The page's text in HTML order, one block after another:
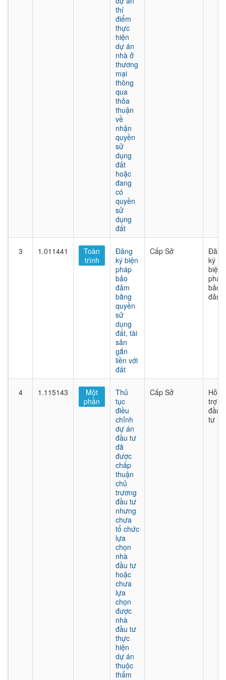
thí
điểm
thực
hiện
dự án
nhà ở
thương
mại
thông
qua
thỏa
thuận
về
nhận
quyền
sử
dụng
đất
hoặc
đang
có
quyền
sử
dụng
đất
3 1.011441
Toàn
trình
Đăng
ký biện
pháp
bảo
đảm
bằng
quyền
sử
dụng
đất, tài
sản
gắn
liền với
đất
Cấp Sở
Đăng
ký
biện
pháp
bảo
đảm
4 1.115143
Một
phần
Thủ
tục
điều
chỉnh
dự án
đầu tư
đã
được
chấp
thuận
chủ
trương
đầu tư
nhưng
chưa
tổ chức
lựa
chọn
nhà
đầu tư
hoặc
chưa
lựa
chọn
được
nhà
đầu tư
thực
hiện
dự án
thuộc
thẩm
Cấp Sở
Hỗ
trợ
đầu
tư